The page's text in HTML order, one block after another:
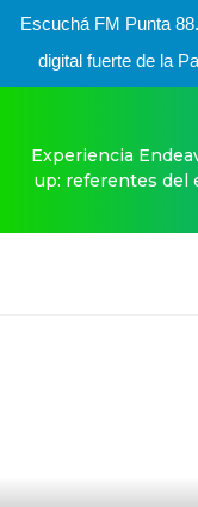
Escuchá FM Punta
digital fuerte de la
Experiencia
up: referentes del